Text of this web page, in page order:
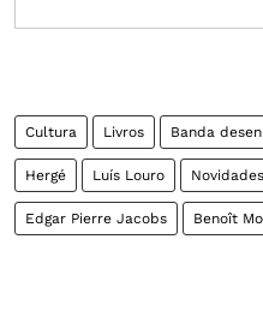
Cultura Livros Banda
Hergé Luís Louro
Edgar Pierre Jacobs Benoît